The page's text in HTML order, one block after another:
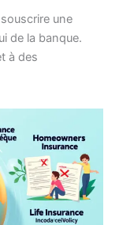
une
de la banque.
à des